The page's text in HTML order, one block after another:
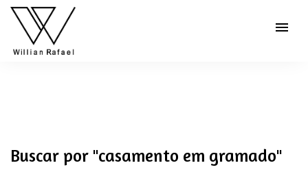
menu
Buscar por "casamento em gramado"